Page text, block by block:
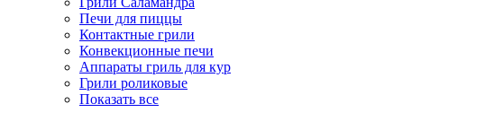
Печи для пиццы
Контактные грили
Конвекционные печи
Аппараты гриль для кур
Грили роликовые
Показать все